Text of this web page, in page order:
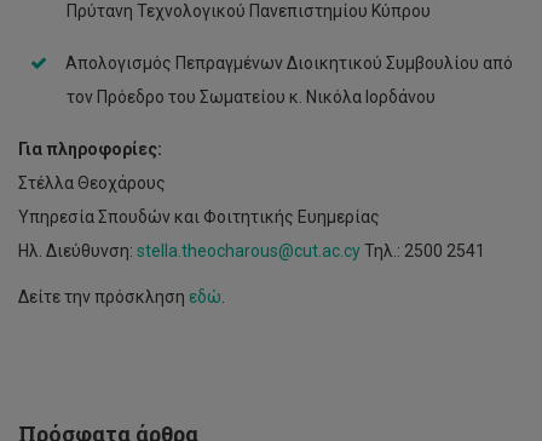
Πρύτανη Τεχνολογικού Πανεπιστημίου Κύπρου
Απολογισμός Πεπραγμένων ∆ιοικητικού Συμβουλίου από
τον Πρόεδρο του Σωματείου κ. Νικόλα Ιορδάνου
Για πληροφορίες:
Στέλλα Θεοχάρους
Υπηρεσία Σπουδών και Φοιτητικής Ευημερίας
Ηλ. ∆ιεύθυνση: stella.theocharous@cut.ac.cyΤηλ.: 2500 2541
Δείτε την πρόσκληση εδώ
Πρόσφατα άρθρα
Στήριξη
σε
πάνω
από
φοιτητές/
τριες,
ύψους
πέραν
του
1
εκ.
ευρώ,
Φοιτητών/